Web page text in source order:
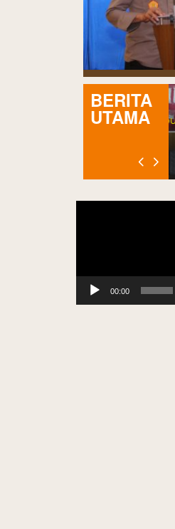
BERITA
UTAMA
Dua Pengedar Ditangkap,
Polsek Kembangan 74 Ribu
00:00